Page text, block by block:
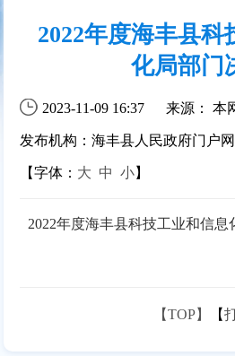
2022年度海丰县科
化局部门
2023-11-09 16:37 来源： 本
发布机构：海丰县人民政府门户
【字体： 大 中 小】
2022年度海丰县科技工业和信息
【TOP】 【